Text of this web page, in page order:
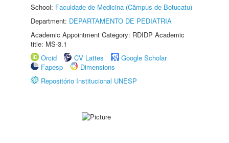
School: Faculdade de Medicina (Câmpus de Botucatu)
Department: DEPARTAMENTO DE PEDIATRIA
Academic Appointment Category: RDIDP Academic
title: MS-3.1
Orcid
CV Lattes
Google Scholar
Fapesp
Dimensions
Repositório Institucional UNESP